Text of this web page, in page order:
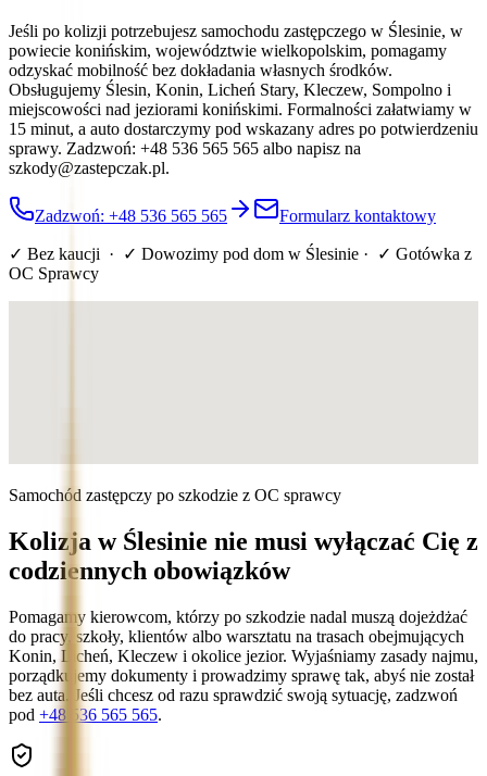
Jeśli po kolizji potrzebujesz samochodu zastępczego w Ślesinie, w
powiecie konińskim, województwie wielkopolskim, pomagamy
odzyskać mobilność bez dokładania własnych środków.
Obsługujemy Ślesin, Konin, Licheń Stary, Kleczew, Sompolno i
miejscowości nad jeziorami konińskimi. Formalności załatwiamy w
15 minut, a auto dostarczymy pod wskazany adres po potwierdzeniu
sprawy. Zadzwoń: +48 536 565 565 albo napisz na
szkody@zastepczak.pl.
Zadzwoń: +48 536 565 565 Formularz kontaktowy
✓ Bez kaucji · ✓ Dowozimy pod dom w Ślesinie · ✓ Gotówka z
OC Sprawcy
Samochód zastępczy po szkodzie z OC sprawcy
Kolizja w Ślesinie nie musi wyłączać Cię z
codziennych obowiązków
Pomagamy kierowcom, którzy po szkodzie nadal muszą dojeżdżać
do pracy, szkoły, klientów albo warsztatu na trasach obejmujących
Konin, Licheń, Kleczew i okolice jezior. Wyjaśniamy zasady najmu,
porządkujemy dokumenty i prowadzimy sprawę tak, abyś nie został
bez auta. Jeśli chcesz od razu sprawdzić swoją sytuację, zadzwoń
pod +48 536 565 565.